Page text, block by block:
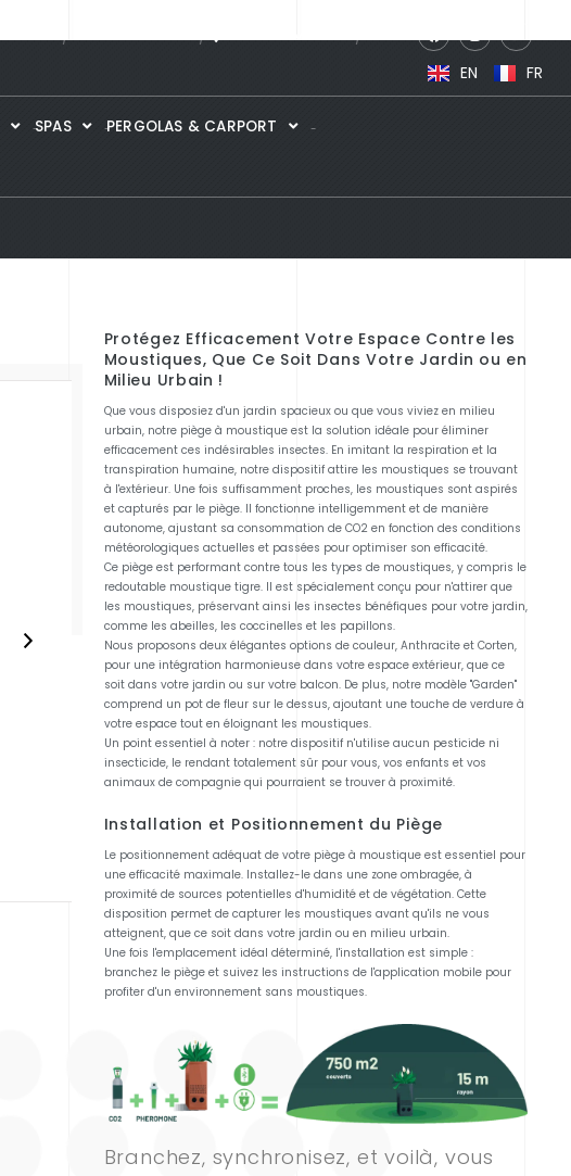
EN FR
SPAS
PERGOLAS & CARPORT
Protégez Efficacement Votre Espace Contre les
Moustiques, Que Ce Soit Dans Votre Jardin ou en
Milieu Urbain !
Que vous disposiez d'un jardin spacieux ou que vous viviez en milieu
urbain, notre piège à moustique est la solution idéale pour éliminer
efficacement ces indésirables insectes. En imitant la respiration et la
transpiration humaine, notre dispositif attire les moustiques se trouvant
à l'extérieur. Une fois suffisamment proches, les moustiques sont aspirés
et capturés par le piège. Il fonctionne intelligemment et de manière
autonome, ajustant sa consommation de CO2 en fonction des conditions
météorologiques actuelles et passées pour optimiser son efficacité.
Ce piège est performant contre tous les types de moustiques, y compris le
redoutable moustique tigre. Il est spécialement conçu pour n'attirer que
les moustiques, préservant ainsi les insectes bénéfiques pour votre jardin,
comme les abeilles, les coccinelles et les papillons.
Nous proposons deux élégantes options de couleur, Anthracite et Corten,
pour une intégration harmonieuse dans votre espace extérieur, que ce
soit dans votre jardin ou sur votre balcon. De plus, notre modèle "Garden"
comprend un pot de fleur sur le dessus, ajoutant une touche de verdure à
votre espace tout en éloignant les moustiques.
Un point essentiel à noter : notre dispositif n'utilise aucun pesticide ni
insecticide, le rendant totalement sûr pour vous, vos enfants et vos
animaux de compagnie qui pourraient se trouver à proximité.
Installation et Positionnement du Piège
Le positionnement adéquat de votre piège à moustique est essentiel pour
une efficacité maximale. Installez-le dans une zone ombragée, à
proximité de sources potentielles d'humidité et de végétation. Cette
disposition permet de capturer les moustiques avant qu'ils ne vous
atteignent, que ce soit dans votre jardin ou en milieu urbain.
Une fois l'emplacement idéal déterminé, l'installation est simple :
branchez le piège et suivez les instructions de l'application mobile pour
profiter d'un environnement sans moustiques.
Branchez, synchronisez, et voilà, vous